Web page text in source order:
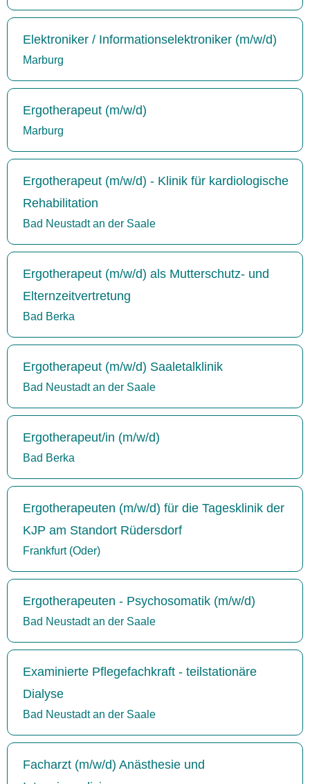
Elektroniker / Informationselektroniker (m/w/d)
Marburg
Ergotherapeut (m/w/d)
Marburg
Ergotherapeut (m/w/d) - Klinik für kardiologische
Rehabilitation
Bad Neustadt an der Saale
Ergotherapeut (m/w/d) als Mutterschutz- und
Elternzeitvertretung
Bad Berka
Ergotherapeut (m/w/d) Saaletalklinik
Bad Neustadt an der Saale
Ergotherapeut/in (m/w/d)
Bad Berka
Ergotherapeuten (m/w/d) für die Tagesklinik der
KJP am Standort Rüdersdorf
Frankfurt (Oder)
Ergotherapeuten - Psychosomatik (m/w/d)
Bad Neustadt an der Saale
Examinierte Pflegefachkraft - teilstationäre
Dialyse
Bad Neustadt an der Saale
Facharzt (m/w/d) Anästhesie und